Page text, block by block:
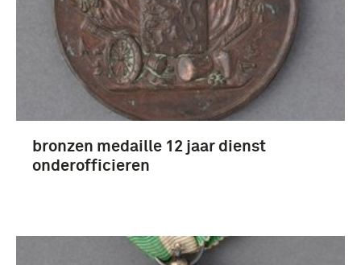
bronzen medaille 12 jaar dienst
onderofficieren